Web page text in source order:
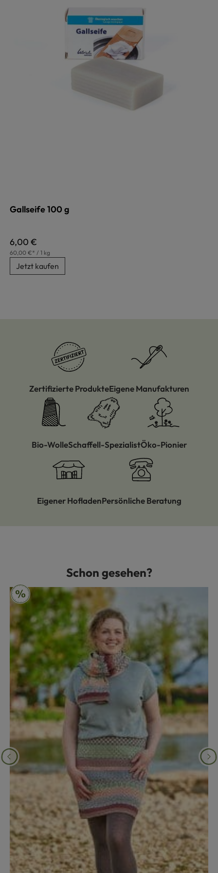
Gallseife 100 g
Regulärer Preis:
6,00 €
60,00 €* / 1 kg
Jetzt kaufen
Zertifizierte ProdukteEigene Manufakturen
Bio-WolleSchaffell-SpezialistÖko-Pionier
Eigener HofladenPersönliche Beratung
Produktgalerie überspringenSchon gesehen?